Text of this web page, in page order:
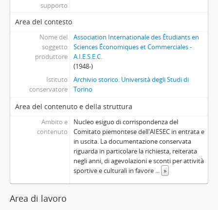
supporto
Area del contesto
Nome del
soggetto
produttore
Association Internationale des Étudiants en
Sciences Économiques et Commerciales -
A.I.E.S.E.C.
(1948-)
Istituto
conservatore
Archivio storico. Università degli Studi di
Torino
Area del contenuto e della struttura
Ambito e
contenuto
Nucleo esiguo di corrispondenza del
Comitato piemontese dell'AIESEC in entrata e
in uscita. La documentazione conservata
riguarda in particolare la richiesta, reiterata
negli anni, di agevolazioni e sconti per attività
sportive e culturali in favore ... »
Area di lavoro